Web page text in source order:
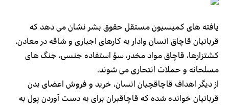
یافته های کمیسیون مستقل حقوق بشر نشان می دهد که
قربانیان قاچاق انسان وادار به کارهای اجباری و شاقه در معادن،
کشتزارها، قاچاق مواد مخدر، سؤ استفاده جنسی، جنگ های
مسلحانه و حملات انتحاری می شوند.
از دیگر اهداف قاچاقچیان انسان، خرید و فروش اعضای بدن
قربانیان خوانده شده که قاچاقبران برای به دست آوردن پول به